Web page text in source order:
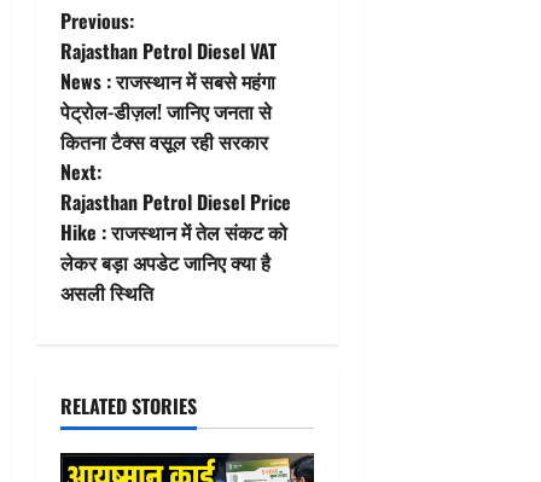
P
o
s
t
n
a
i
g
Previous:
Rajasthan Petrol Diesel VAT
News : राजस्थान में सबसे महंगा
पेट्रोल-डीज़ल! जानिए जनता से
कितना टैक्स वसूल रही सरकार
Next:
Rajasthan Petrol Diesel Price
Hike : राजस्थान में तेल संकट को
लेकर बड़ा अपडेट जानिए क्या है
असली स्थिति
RELATED STORIES